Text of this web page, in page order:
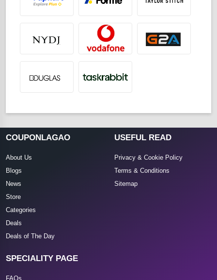
COUPONLAGAO
About Us
Blogs
News
Store
Categories
Deals
Deals of The Day
USEFUL READ
Privacy & Cookie Policy
Terms & Conditions
Sitemap
SPECIALITY PAGE
FAQs